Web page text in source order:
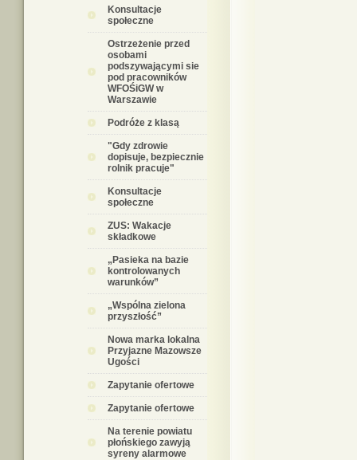
Konsultacje
społeczne
Ostrzeżenie przed
osobami
podszywającymi sie
pod pracowników
WFOŚiGW w
Warszawie
Podróże z klasą
"Gdy zdrowie
dopisuje, bezpiecznie
rolnik pracuje"
Konsultacje
społeczne
ZUS: Wakacje
składkowe
„Pasieka na bazie
kontrolowanych
warunków”
„Wspólna zielona
przyszłość”
Nowa marka lokalna
Przyjazne Mazowsze
Ugości
Zapytanie ofertowe
Zapytanie ofertowe
Na terenie powiatu
płońskiego zawyją
syreny alarmowe